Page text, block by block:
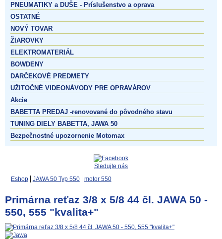
PNEUMATIKY a DUŠE - Príslušenstvo a oprava
OSTATNÉ
NOVÝ TOVAR
ŽIAROVKY
ELEKTROMATERIÁL
BOWDENY
DARČEKOVÉ PREDMETY
UŽITOČNÉ VIDEONÁVODY PRE OPRAVÁROV
Akcie
BABETTA PREDAJ -renovované do pôvodného stavu
TUNING DIELY BABETTA, JAWA 50
Bezpečnostné upozornenie Motomax
Sledujte nás
Eshop
JAWA 50 Typ 550 motor 550
Primárna reťaz 3/8 x 5/8 44 čl. JAWA 50 -
550, 555 "kvalita+"